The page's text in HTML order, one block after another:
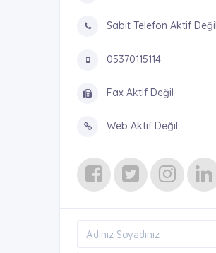
Sabit Telefon Aktif Değil
05370115114
Fax Aktif Değil
Web Aktif Değil